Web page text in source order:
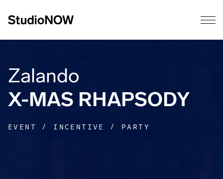
Zalando
X-MAS RHAPSODY
EVENT / INCENTIVE / PARTY